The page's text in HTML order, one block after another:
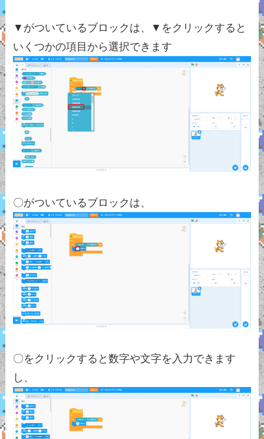
▼がついているブロックは、▼をクリックすると
いくつかの項目から選択できます
〇がついているブロックは、
〇をクリックすると数字や文字を入力できます
し、